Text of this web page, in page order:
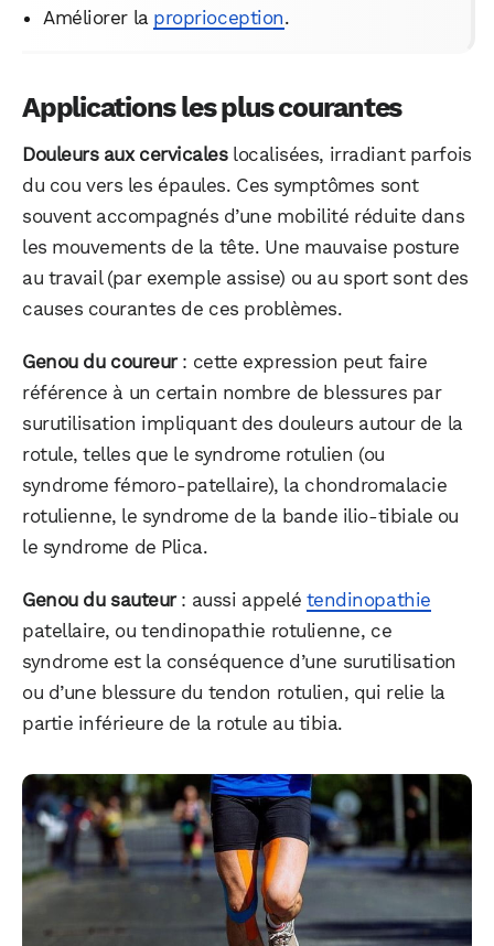
Améliorer la proprioception.
Applications les plus courantes
Douleurs aux cervicaleslocalisées, irradiant parfois
du cou vers les épaules. Ces symptômes sont
souvent accompagnés d’une mobilité réduite dans
les mouvements de la tête. Une mauvaise posture
au travail (par exemple assise) ou au sport sont des
causes courantes de ces problèmes.
Genou du coureur: cette expression peut faire
référence à un certain nombre de blessures par
surutilisation impliquant des douleurs autour de la
rotule, telles que le syndrome rotulien (ou
syndrome fémoro-patellaire), la chondromalacie
rotulienne, le syndrome de la bande ilio-tibiale ou
le syndrome de Plica.
Genou du sauteur: aussi appelé tendinopathie
patellaire, ou tendinopathie rotulienne, ce
syndrome est la conséquence d’une surutilisation
ou d’une blessure du tendon rotulien, qui relie la
partie inférieure de la rotule au tibia.
WhatsApp Telegram
Facebook LinkedIn